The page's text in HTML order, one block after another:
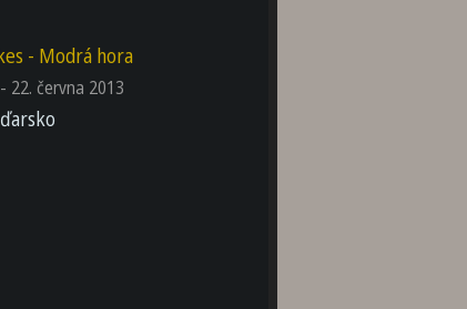
- Modrá hora
22. června 2013